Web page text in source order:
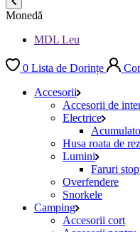
Monedă
MDL Leu
0 Lista de Dorințe
Accesorii
Accesorii de
Electrice
Husa roata de
Lumini
Faruri
Overfendere
Snorkele
Camping
Accesorii cort